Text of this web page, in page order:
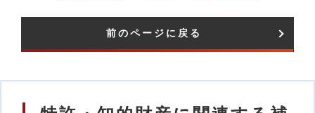
前のページに戻る